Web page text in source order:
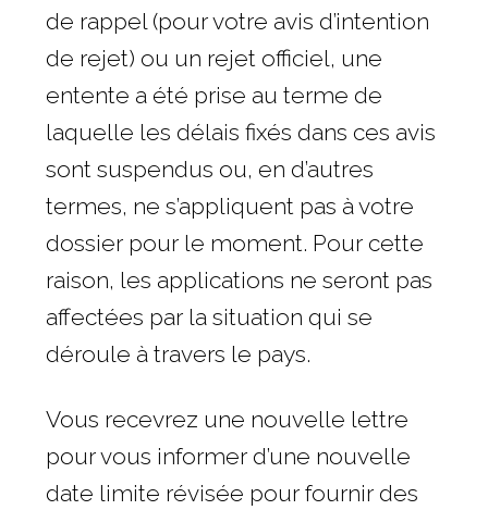
de rappel (pour votre avis d’intention
de rejet) ou un rejet officiel, une
entente a été prise au terme de
laquelle les délais fixés dans ces avis
sont suspendus ou, en d’autres
termes, ne s’appliquent pas à votre
dossier pour le moment. Pour cette
raison, les applications ne seront pas
affectées par la situation qui se
déroule à travers le pays.
Vous recevrez une nouvelle lettre
pour vous informer d’une nouvelle
date limite révisée pour fournir des